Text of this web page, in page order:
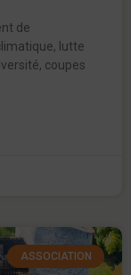
de
lutte
coupes
ASSOCIATION